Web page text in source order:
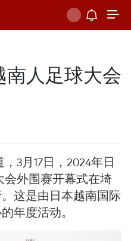
南人足球大会
3月17日，2024年日
外围赛开幕式在埼
这是由日本越南国际
年度活动。